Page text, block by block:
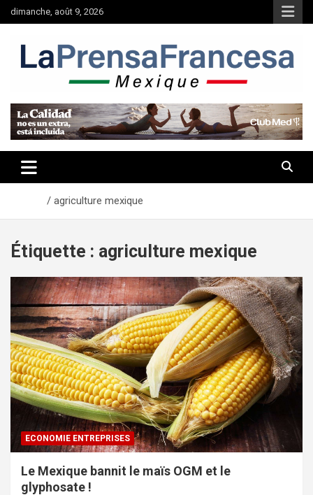
Aller
au
dimanche, août 9, 2026
agriculture mexique
Étiquette : agriculture mexique
ECONOMIE ENTREPRISES
Le Mexique bannit le maïs OGM et le
glyphosate !